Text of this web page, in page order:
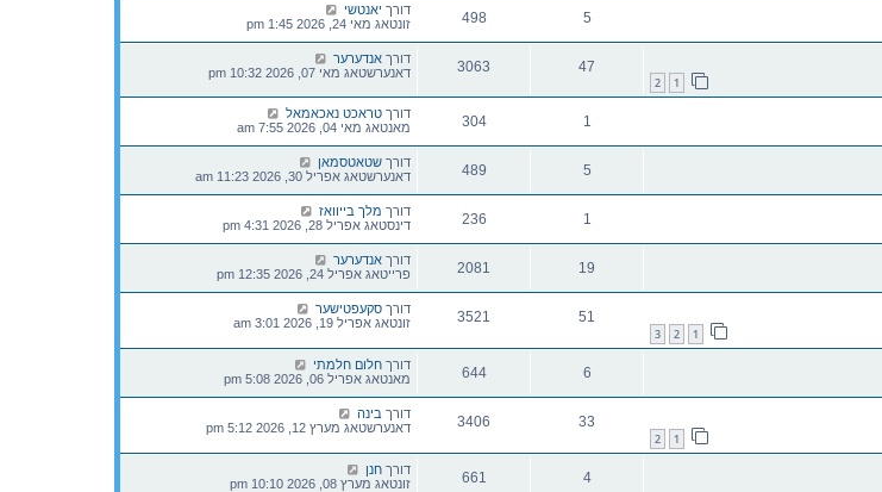
5
498 דורך יאנטשי
זונטאג מאי 24, 2026 1:45 pm
1
2
47
3063 דורך אנדערער
דאנערשטאג מאי 07, 2026 10:32 pm
1
304 דורך טראכט נאכאמאל
מאנטאג מאי 04, 2026 7:55 am
5
489 דורך שטאטסמאן
דאנערשטאג אפריל 30, 2026 11:23 am
1
236 דורך מלך בייוואז
דינסטאג אפריל 28, 2026 4:31 pm
19
2081 דורך אנדערער
פרייטאג אפריל 24, 2026 12:35 pm
1
2
3
51
3521 דורך סקעפטישער
זונטאג אפריל 19, 2026 3:01 am
6
644 דורך חלום חלמתי
מאנטאג אפריל 06, 2026 5:08 pm
1
2
33
3406 דורך בינה
דאנערשטאג מערץ 12, 2026 5:12 pm
4
661 דורך חנן
זונטאג מערץ 08, 2026 10:10 pm